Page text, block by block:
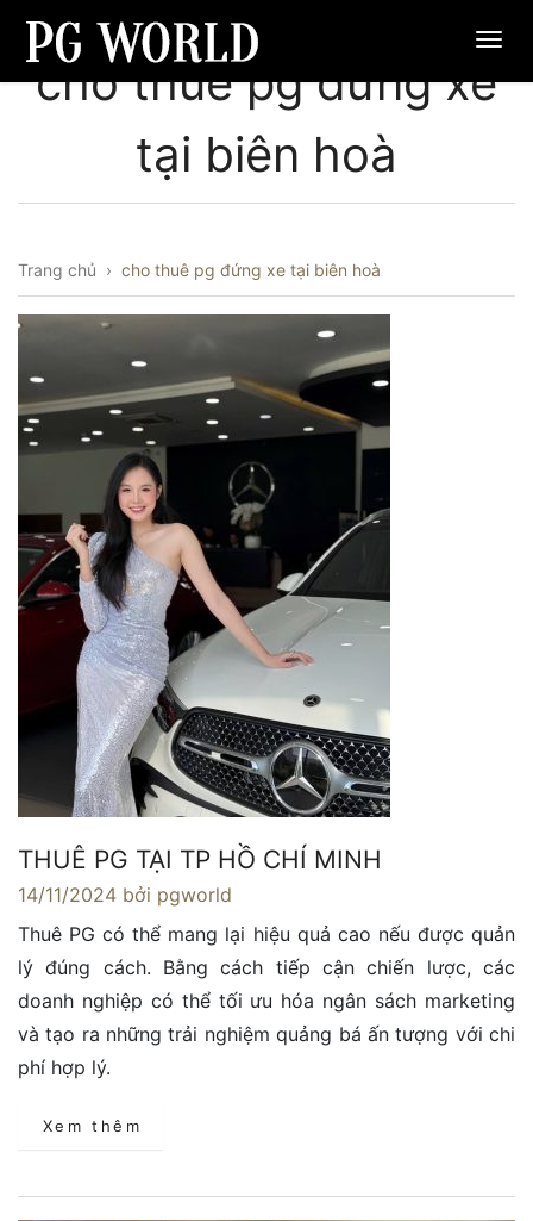
cho thuê pg đứng xe
tại biên hoà
Trang chủ › cho thuê pg đứng xe tại biên hoà
THUÊ PG TẠI TP HỒ CHÍ MINH
14/11/2024 bởi pgworld
Thuê PG có thể mang lại hiệu quả cao nếu được quản
lý đúng cách. Bằng cách tiếp cận chiến lược, các
doanh nghiệp có thể tối ưu hóa ngân sách marketing
và tạo ra những trải nghiệm quảng bá ấn tượng với chi
phí hợp lý.
Xem thêm